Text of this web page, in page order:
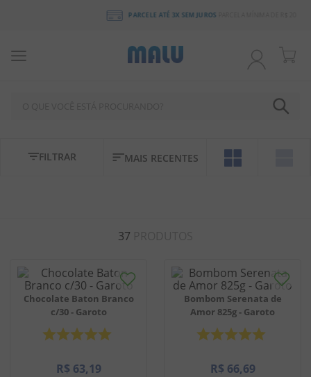
PARCELE ATÉ 3X SEM JUROS PARCELA MÍNIMA DE R$ 20
MAIS RECENTES
FILTRAR
37
Chocolate Baton Branco
c/30 - Garoto
R$ 63,19
Bombom Serenata de
Amor 825g - Garoto
R$ 66,69
1º
chocolate
salgadinho
chiclete
biscoito